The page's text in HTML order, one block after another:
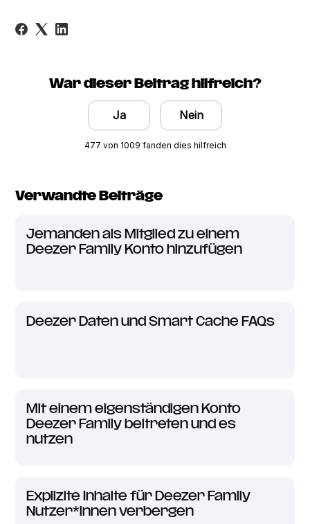
War dieser Beitrag hilfreich?
Ja Nein
477 von 1009 fanden dies hilfreich
Verwandte Beiträge
Jemanden als Mitglied zu einem
Deezer Family Konto hinzufügen
Deezer Daten und Smart Cache FAQs
Mit einem eigenständigen Konto
Deezer Family beitreten und es
nutzen
Explizite Inhalte für Deezer Family
Nutzer*innen verbergen